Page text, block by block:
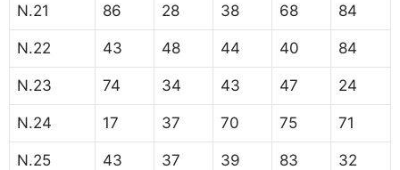
N.21 86 28 38 68 84
N.22 43 48 44 40 84
N.23 74 34 43 47 24
N.24 17 37 70 75 71
N.25 43 37 39 83 32